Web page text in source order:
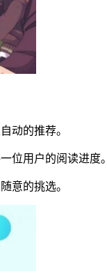
动的推荐。
位用户的阅读进度。
意的挑选。